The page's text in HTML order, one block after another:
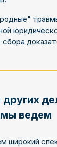
ведем
широкий